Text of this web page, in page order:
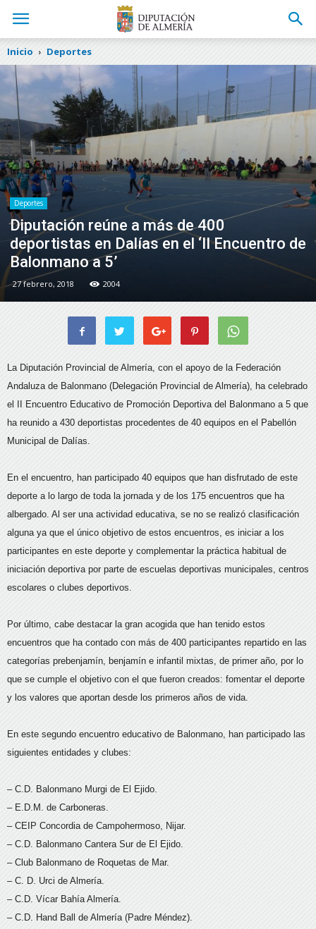
Inicio Deportes
Deportes
Diputación reúne a más de 400
deportistas en Dalías en el ‘II Encuentro de
Balonmano a 5’
27 febrero, 2018 2004
La Diputación Provincial de Almería, con el apoyo de la Federación
Andaluza de Balonmano (Delegación Provincial de Almería), ha celebrado
el II Encuentro Educativo de Promoción Deportiva del Balonmano a 5 que
ha reunido a 430 deportistas procedentes de 40 equipos en el Pabellón
Municipal de Dalías.
En el encuentro, han participado 40 equipos que han disfrutado de este
deporte a lo largo de toda la jornada y de los 175 encuentros que ha
albergado. Al ser una actividad educativa, se no se realizó clasificación
alguna ya que el único objetivo de estos encuentros, es iniciar a los
participantes en este deporte y complementar la práctica habitual de
iniciación deportiva por parte de escuelas deportivas municipales, centros
escolares o clubes deportivos.
Por último, cabe destacar la gran acogida que han tenido estos
encuentros que ha contado con más de 400 participantes repartido en las
categorías prebenjamín, benjamín e infantil mixtas, de primer año, por lo
que se cumple el objetivo con el que fueron creados: fomentar el deporte
y los valores que aportan desde los primeros años de vida.
En este segundo encuentro educativo de Balonmano, han participado las
siguientes entidades y clubes:
– C.D. Balonmano Murgi de El Ejido.
– E.D.M. de Carboneras.
– CEIP Concordia de Campohermoso, Nijar.
– C.D. Balonmano Cantera Sur de El Ejido.
– Club Balonmano de Roquetas de Mar.
– C. D. Urci de Almería.
– C.D. Vícar Bahía Almería.
– C.D. Hand Ball de Almería (Padre Méndez).